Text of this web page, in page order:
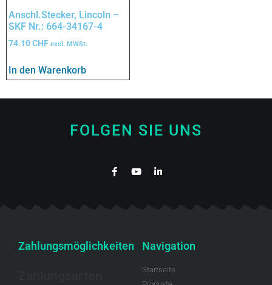
Anschl.Stecker, Lincoln –
SKF Nr.: 664-34167-4
74.10CHF excl. MWSt.
In den Warenkorb
FOLGEN SIE UNS
Zahlungsmöglichkeiten Navigation
Startseite